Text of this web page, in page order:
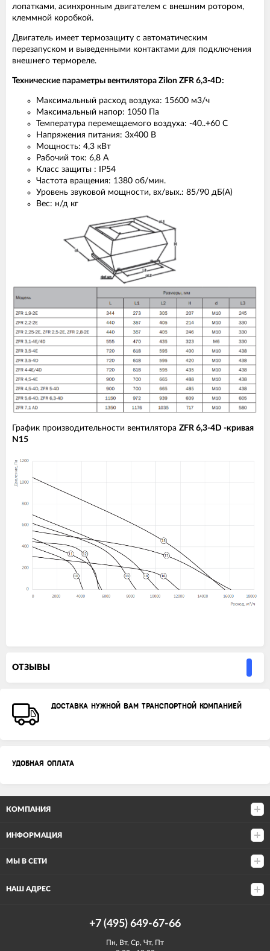
лопатками, асинхронным двигателем с внешним ротором,
клеммной коробкой.
Двигатель имеет термозащиту с автоматическим
перезапуском и выведенными контактами для подключения
внешнего термореле.
Технические параметры вентилятора Zilon ZFR 6,3-4D:
Максимальный расход воздуха: 15600 м3/ч
Максимальный напор: 1050 Па
Температура перемещаемого воздуха: -40..+60 С
Напряжения питания: 3х400 В
Мощность: 4,3 кВт
Рабочий ток: 6,8 А
Класс защиты : IP54
Частота вращения: 1380 об/мин.
Уровень звуковой мощности, вх/вых.: 85/90 дБ(А)
Вес: н/д кг
График производительности вентилятора ZFR 6,3-4D -кривая
N15
ОТЗЫВЫ
ДОСТАВКА НУЖНОЙ ВАМ ТРАНСПОРТНОЙ КОМПАНИЕЙ
УДОБНАЯ ОПЛАТА
КОМПАНИЯ
ИНФОРМАЦИЯ
МЫ В СЕТИ
НАШ АДРЕС
+7 (495) 649-67-66
Пн, Вт, Ср, Чт, Пт